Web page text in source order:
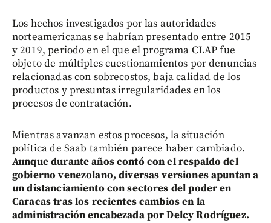
Los hechos investigados por las autoridades
norteamericanas se habrían presentado entre 2015
y 2019, periodo en el que el programa CLAP fue
objeto de múltiples cuestionamientos por denuncias
relacionadas con sobrecostos, baja calidad de los
productos y presuntas irregularidades en los
procesos de contratación.
Mientras avanzan estos procesos, la situación
política de Saab también parece haber cambiado.
Aunque durante años contó con el respaldo del
gobierno venezolano, diversas versiones apuntan a
un distanciamiento con sectores del poder en
Caracas tras los recientes cambios en la
administración encabezada por Delcy Rodríguez.